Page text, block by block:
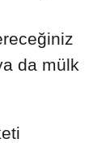
da mülk